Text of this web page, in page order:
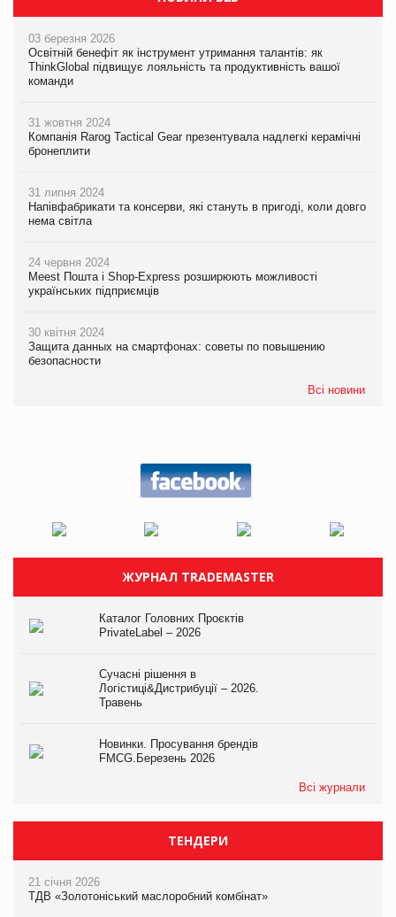
03 березня 2026
Освітній бенефіт як інструмент утримання талантів: як
ThinkGlobal підвищує лояльність та продуктивність вашої
команди
31 жовтня 2024
Компанія Rarog Tactical Gear презентувала надлегкі керамічні
бронеплити
31 липня 2024
Напівфабрикати та консерви, які стануть в пригоді, коли довго
нема світла
24 червня 2024
Meest Пошта і Shop-Express розширюють можливості
українських підприємців
30 квітня 2024
Защита данных на смартфонах: советы по повышению
безопасности
Всі новини
ЖУРНАЛ TRADEMASTER
Каталог Головних Проєктів
PrivateLabel – 2026
Сучасні рішення в
Логістиці&Дистрибуції – 2026.
Травень
Новинки. Просування брендів
FMCG.Березень 2026
Всі журнали
ТЕНДЕРИ
21 січня 2026
ТДВ «Золотоніський маслоробний комбінат»